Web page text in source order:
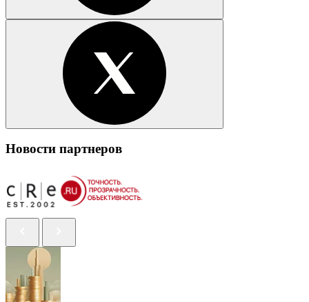
Новости партнеров